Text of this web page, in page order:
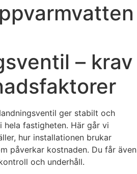
– krav
ger stabilt och
fastigheten. Här går vi
hur installationen brukar
påverkar kostnaden. Du får även
och underhåll.